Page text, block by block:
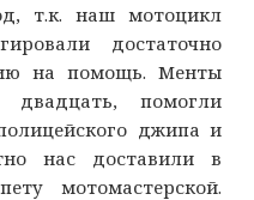
т.к. наш мотоцикл
достаточно
на помощь. Менты
помогли
джипа и
нас доставили в
мотомастерской.